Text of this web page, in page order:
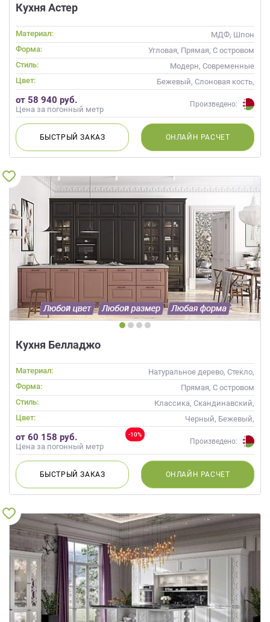
Кухня Астер
Материал:
МДФ, Шпон
Форма:
Угловая, Прямая, С островом
Стиль:
Модерн, Современные
Цвет:
Бежевый, Слоновая кость,
Кремовый, Коричневый,
Капучино
от 58 940 руб.
Цена за погонный метр
Произведено:
БЫСТРЫЙЗАКАЗ ОНЛАЙН РАСЧЕТ
Кухня Белладжо
Материал:
Натуральное дерево, Стекло,
Массив
Форма:
Прямая, С островом
Стиль:
Классика, Скандинавский,
Неоклассика, Современные
Цвет:
Черный, Бежевый,
Коричневый, Капучино
-10%
от 60 158 руб.
Цена за погонный метр
Произведено:
БЫСТРЫЙЗАКАЗ ОНЛАЙН РАСЧЕТ